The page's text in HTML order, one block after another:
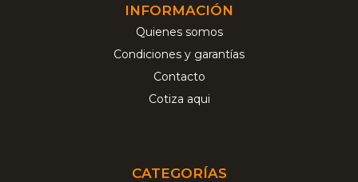
INFORMACIÓN
Quienes somos
Condiciones y garantías
Contacto
Cotiza aqui
CATEGORÍAS